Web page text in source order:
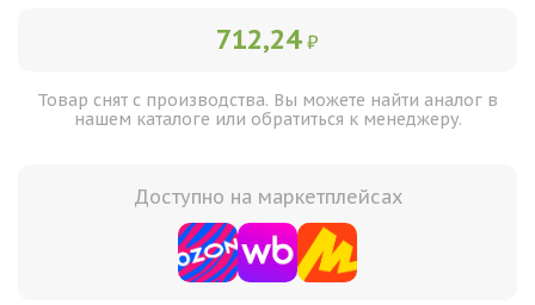
712,24 ₽
Товар снят с производства. Вы можете найти аналог в
нашем каталоге или обратиться к менеджеру.
Доступно на маркетплейсах